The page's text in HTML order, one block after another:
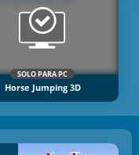
SOLO PARA PC
Horse Jumping 3D